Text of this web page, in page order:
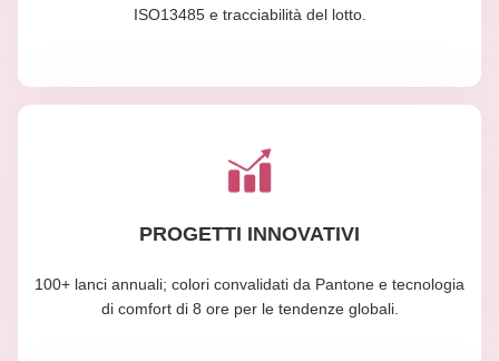
ISO13485 e tracciabilità del lotto.
PROGETTI INNOVATIVI
100+ lanci annuali; colori convalidati da Pantone e tecnologia
di comfort di 8 ore per le tendenze globali.